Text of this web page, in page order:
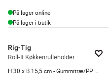
På lager online
På lager i butik
Rig-Tig
Roll-It Køkkenrulleholder